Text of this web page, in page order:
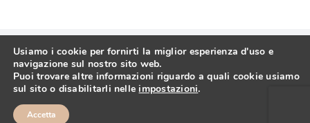
Usiamo i cookie per fornirti la miglior esperienza d'uso e
navigazione sul nostro sito web.
Puoi trovare altre informazioni riguardo a quali cookie usiamo
sul sito o disabilitarli nelleimpostazioni.
Accetta